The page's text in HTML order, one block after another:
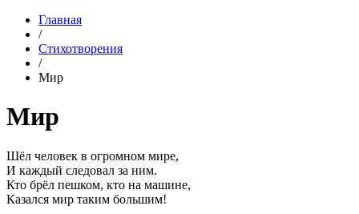
Главная
/
Стихотворения
/
Мир
Мир
Шёл человек в огромном мире,
И каждый следовал за ним.
Кто брёл пешком, кто на машине,
Казался мир таким большим!